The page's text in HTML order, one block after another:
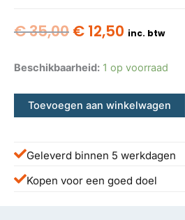
€35,00 Oorspronkelijke
was:
€ 12,50 Huidige
is:
inc. btw
Beschikbaarheid: 1 op voorraad
Toevoegen aan winkelwagen
Geleverd binnen 5 werkdagen
Kopen voor een goed doel